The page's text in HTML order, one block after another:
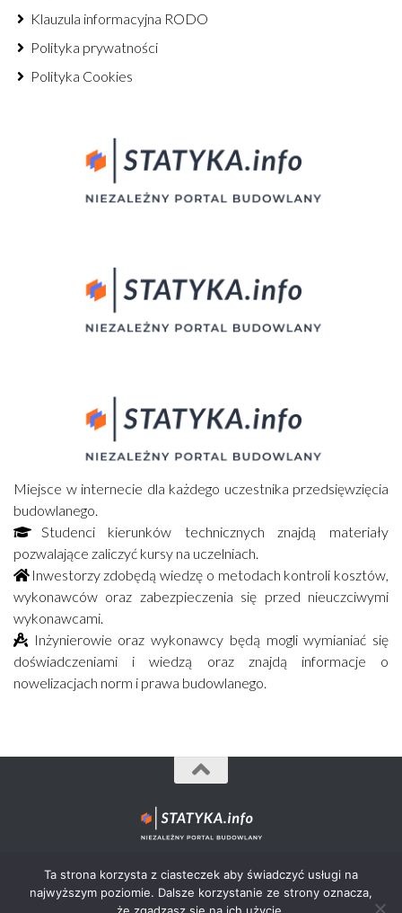
Klauzula informacyjna RODO
Polityka prywatności
Polityka Cookies
Miejsce w internecie dla każdego uczestnika przedsięwzięcia
budowlanego.
Studenci kierunków technicznych znajdą materiały
pozwalające zaliczyć kursy na uczelniach.
Inwestorzy zdobędą wiedzę o metodach kontroli kosztów,
wykonawców oraz zabezpieczenia się przed nieuczciwymi
wykonawcami.
Inżynierowie oraz wykonawcy będą mogli wymianiać się
doświadczeniami i wiedzą oraz znajdą informacje o
nowelizacjach norm i prawa budowlanego.
Statyka.info© 2012-2026 - wszystkie prawa zastrzeżone.
Ta strona korzysta z ciasteczek aby świadczyć usługi na
najwyższym poziomie. Dalsze korzystanie ze strony oznacza,